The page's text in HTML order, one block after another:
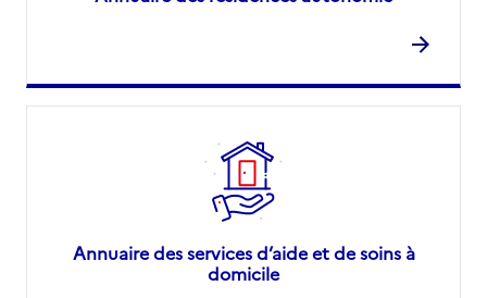
Annuaire des services d’aide et de soins à
domicile